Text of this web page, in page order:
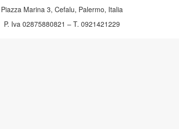
Piazza Marina 3, Cefalu, Palermo, Italia
P. Iva 02875880821 – T. 0921421229